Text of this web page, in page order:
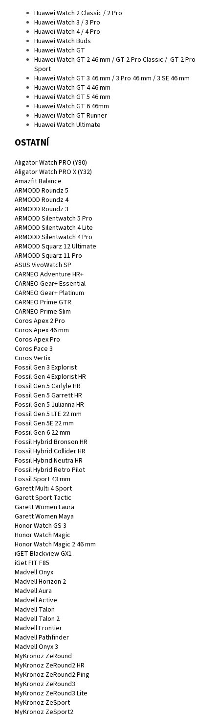
Huawei Watch 2 Classic / 2 Pro
Huawei Watch 3 / 3 Pro
Huawei Watch 4 / 4 Pro
Huawei Watch Buds
Huawei Watch GT
Huawei Watch GT 2 46 mm / GT 2 Pro Classic / GT 2 Pro
Sport
Huawei Watch GT 3 46 mm / 3 Pro 46 mm / 3 SE 46 mm
Huawei Watch GT 4 46 mm
Huawei Watch GT 5 46 mm
Huawei Watch GT 6 46mm
Huawei Watch GT Runner
Huawei Watch Ultimate
OSTATNÍ
Aligator Watch PRO (Y80)
Aligator Watch PRO X (Y32)
Amazfit Balance
ARMODD Roundz 5
ARMODD Roundz 4
ARMODD Roundz 3
ARMODD Silentwatch 5 Pro
ARMODD Silentwatch 4 Lite
ARMODD Silentwatch 4 Pro
ARMODD Squarz 12 Ultimate
ARMODD Squarz 11 Pro
ASUS VivoWatch SP
CARNEO Adventure HR+
CARNEO Gear+ Essential
CARNEO Gear+ Platinum
CARNEO Prime GTR
CARNEO Prime Slim
Coros Apex 2 Pro
Coros Apex 46 mm
Coros Apex Pro
Coros Pace 3
Coros Vertix
Fossil Gen 3 Explorist
Fossil Gen 4 Explorist HR
Fossil Gen 5 Carlyle HR
Fossil Gen 5 Garrett HR
Fossil Gen 5 Julianna HR
Fossil Gen 5 LTE 22 mm
Fossil Gen 5E 22 mm
Fossil Gen 6 22 mm
Fossil Hybrid Bronson HR
Fossil Hybrid Collider HR
Fossil Hybrid Neutra HR
Fossil Hybrid Retro Pilot
Fossil Sport 43 mm
Garett Multi 4 Sport
Garett Sport Tactic
Garett Women Laura
Garett Women Maya
Honor Watch GS 3
Honor Watch Magic
Honor Watch Magic 2 46 mm
iGET Blackview GX1
iGet FIT F85
Madvell Onyx
Madvell Horizon 2
Madvell Aura
Madvell Active
Madvell Talon
Madvell Talon 2
Madvell Frontier
Madvell Pathfinder
Madvell Onyx 3
MyKronoz ZeRound
MyKronoz ZeRound2 HR
MyKronoz ZeRound2 Ping
MyKronoz ZeRound3
MyKronoz ZeRound3 Lite
MyKronoz ZeSport
MyKronoz ZeSport2